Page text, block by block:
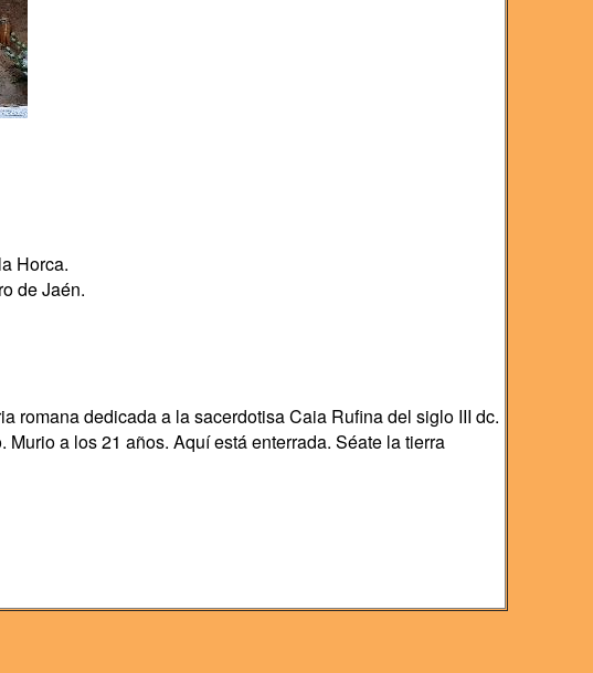
Horca.
de Jaén.
romana dedicada a la sacerdotisa Caia Rufina del siglo III dc.
a los 21 años. Aquí está enterrada. Séate la tierra